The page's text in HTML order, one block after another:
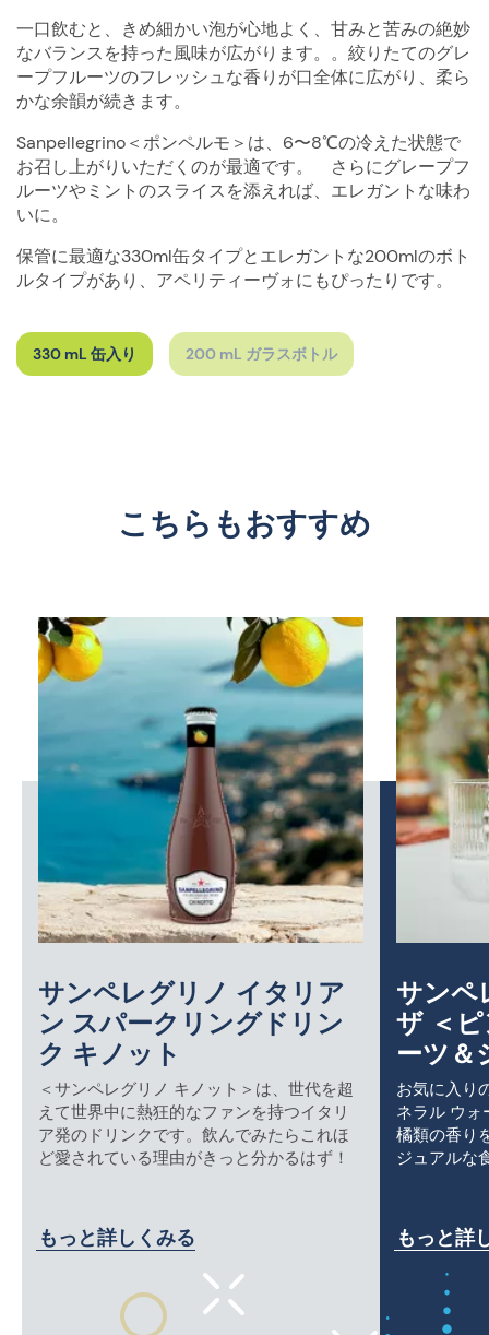
一口飲むと、きめ細かい泡が心地よく、甘みと苦みの絶妙
なバランスを持った風味が広がります。。絞りたてのグレ
ープフルーツのフレッシュな香りが口全体に広がり、柔ら
かな余韻が続きます。
Sanpellegrino＜ポンペルモ＞は、6〜8℃の冷えた状態で
お召し上がりいただくのが最適です。 さらにグレープフ
ルーツやミントのスライスを添えれば、エレガントな味わ
いに。
保管に最適な330ml缶タイプとエレガントな200mlのボト
ルタイプがあり、アペリティーヴォにもぴったりです。
330 mL 缶入り 200 mL ガラスボトル
こちらもおすすめ
サンペレグリノ イタリア
ン スパークリングドリン
ク キノット
＜サンペレグリノ キノット＞は、世代を超
えて世界中に熱狂的なファンを持つイタリ
ア発のドリンクです。飲んでみたらこれほ
ど愛されている理由がきっと分かるはず！
もっと詳しくみる
サンペ
ザ ＜
ーツ＆
お気に入り
ネラル ウォ
橘類の香り
ジュアルな
もっと詳